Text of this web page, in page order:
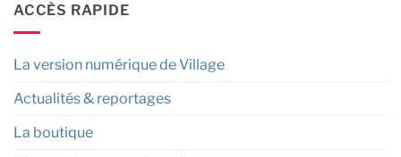
ACCÈS RAPIDE
La version numérique de Village
Actualités & reportages
La boutique